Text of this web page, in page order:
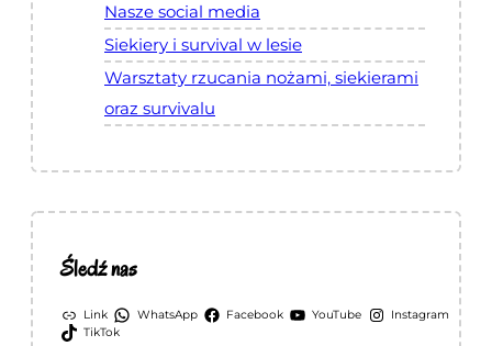
Nasze social media
Siekiery i survival w lesie
Warsztaty rzucania nożami, siekierami
oraz survivalu
Śledź nas
Link WhatsApp Facebook YouTube
Instagram
TikTok